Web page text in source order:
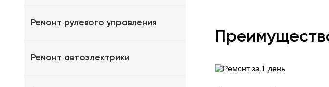
Ремонт рулевого управления
Ремонт автоэлектрики